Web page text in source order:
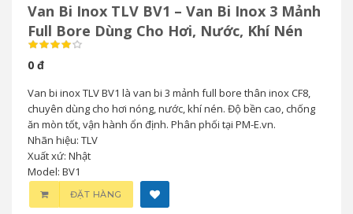
Van Bi Inox TLV BV1 – Van Bi Inox 3 Mảnh
Full Bore Dùng Cho Hơi, Nước, Khí Nén
0 đ
Van bi inox TLV BV1 là van bi 3 mảnh full bore thân inox CF8,
chuyên dùng cho hơi nóng, nước, khí nén. Độ bền cao, chống
ăn mòn tốt, vận hành ổn định. Phân phối tại PM-E.vn.
Nhãn hiệu: TLV
Xuất xứ: Nhật
Model: BV1
ĐẶT HÀNG